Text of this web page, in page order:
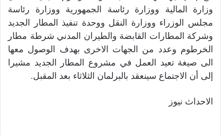
وزارة المالية ووزارة رئاسة الجمهورية ووزارة رئاسة
مجلس الوزراء ووزارة النقل ووحدة تنفيذ المطار الجديد
وشركة المطارات القابضة والطيران المدني شرطة مطار
الخرطوم وعدد من الجهات الاخرى بهدف الوصول معها
الى صيغة تعيد العمل في مشروع المطار الجديد مشيرا
إلى أن الاجتماع سينعقد بالبرلمان الثلاثاء بعد المقبل.
الاحداث نيوز